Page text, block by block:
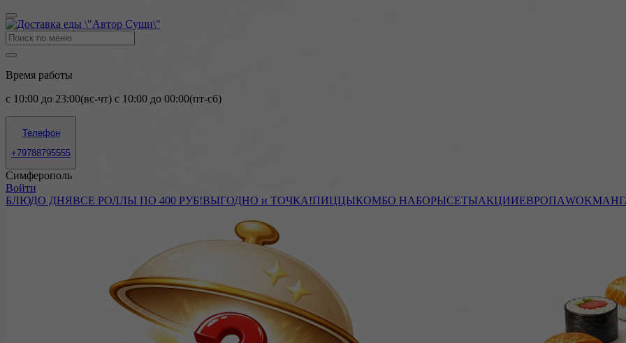
Время работы
c 10:00 до 23:00(вс-чт) c 10:00 до 00:00(пт-сб)
Телефон
+79788795555
Симферополь
Войти
БЛЮДО ДНЯВСЕ РОЛЛЫ ПО 400 РУБ!ВЫГОДНО и ТОЧКА!ПИЦЦЫКОМБО НАБОРЫСЕТЫАКЦИИЕВРОПАWOK